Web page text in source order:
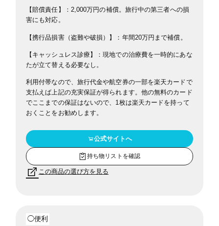
【賠償責任】：2,000万円の補償。旅行中の第三者への損
害にも対応。
【携行品損害（盗難や破損）】：年間20万円まで補償。
【キャッシュレス診療】：現地での治療費を一時的にあな
たが立て替える必要なし。
利用付帯なので、旅行代金や航空券の一部を楽天カードで
支払えば上記の充実保証が得られます。他の無料のカード
でここまでの保証はないので、1枚は楽天カードを持って
おくことをお勧めします。
公式サイトへ
持ち物リストを確認
この商品の選び方を見る
◯便利